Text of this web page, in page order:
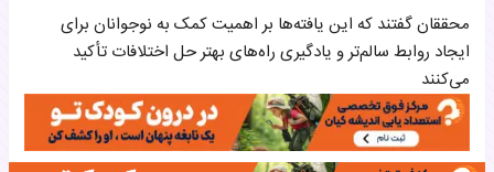
محققان گفتند که این یافته‌ها بر اهمیت کمک به نوجوانان برای
ایجاد روابط سالم‌تر و یادگیری راه‌های بهتر حل اختلافات تأکید
می‌کنند